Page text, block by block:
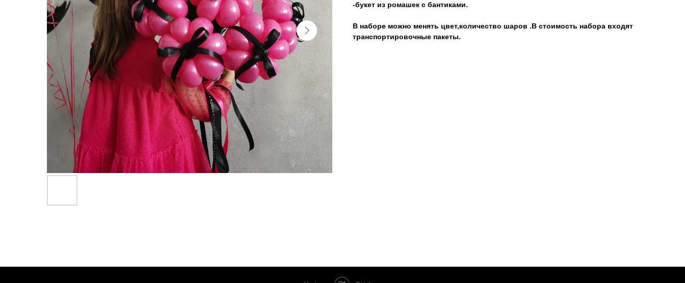
-букет из ромашек с бантиками.
В наборе можно менять цвет,количество шаров .В стоимость набора входят
транспортировочные пакеты.